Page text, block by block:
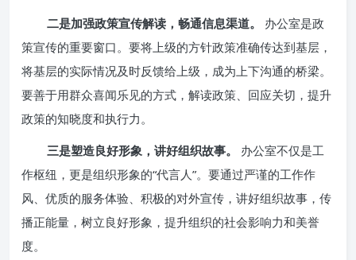
二是加强政策宣传解读，畅通信息渠道。
办公室是政
策宣传的重要窗口。要将上级的方针政策准确传达到基层，
将基层的实际情况及时反馈给上级，成为上下沟通的桥梁。
要善于用群众喜闻乐见的方式，解读政策、回应关切，提升
政策的知晓度和执行力。
三是塑造良好形象，讲好组织故事。
办公室不仅是工
作枢纽，更是组织形象的“代言人”。要通过严谨的工作作
风、优质的服务体验、积极的对外宣传，讲好组织故事，传
播正能量，树立良好形象，提升组织的社会影响力和美誉
度。